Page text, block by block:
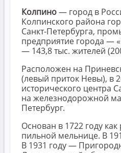
Колпино— город в
Колпинского района
Санкт-Петербурга,
предприятие города —
— 143,8 тыс. жителей
Расположен на
(левый приток Невы), в
исторического центра
на железнодорожной
Петербург.
Основан в 1722 году
пильной мельнице. В
В 1931 году —